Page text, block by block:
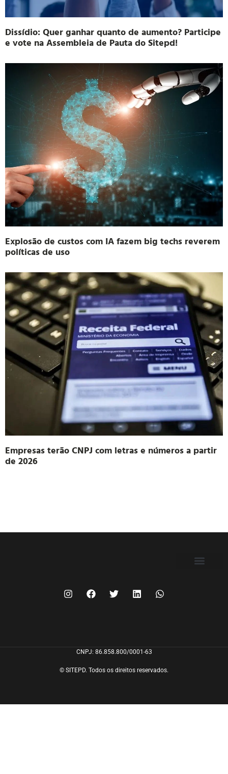
Dissídio: Quer ganhar quanto de aumento? Participe
e vote na Assembleia de Pauta do Sitepd!
Explosão de custos com IA fazem big techs reverem
políticas de uso
Empresas terão CNPJ com letras e números a partir
de 2026
CNPJ: 86.858.800/0001-63
© SITEPD. Todos os direitos reservados.